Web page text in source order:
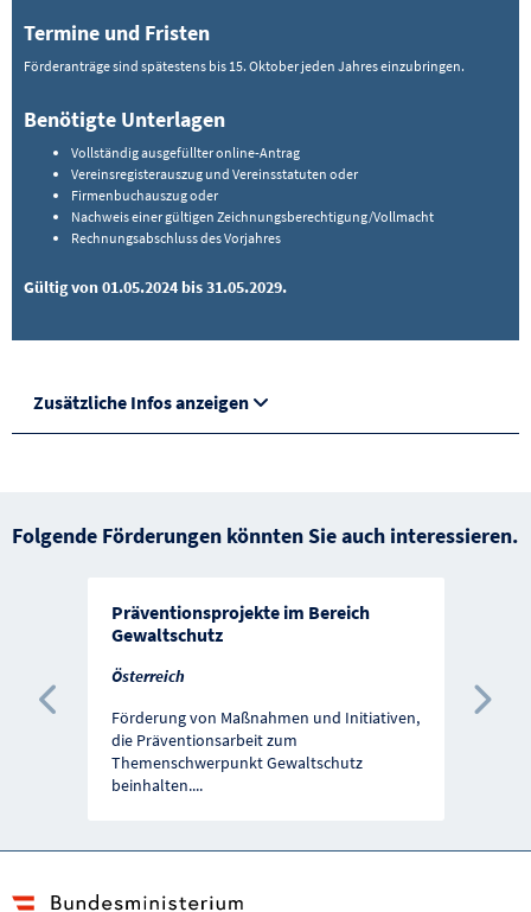
Termine und Fristen
Förderanträge sind spätestens bis 15. Oktober jeden Jahres einzubringen.
Benötigte Unterlagen
Vollständig ausgefüllter online-Antrag
Vereinsregisterauszug und Vereinsstatuten oder
Firmenbuchauszug oder
Nachweis einer gültigen Zeichnungsberechtigung/Vollmacht
Rechnungsabschluss des Vorjahres
Gültig von 01.05.2024 bis 31.05.2029.
Zusätzliche Infos anzeigen
Folgende Förderungen könnten Sie auch interessieren.
Präventionsprojekte im Bereich
Gewaltschutz
Österreich
Förderung von Maßnahmen und Initiativen,
die Präventionsarbeit zum
Themenschwerpunkt Gewaltschutz
beinhalten....
Vorherige Förderung